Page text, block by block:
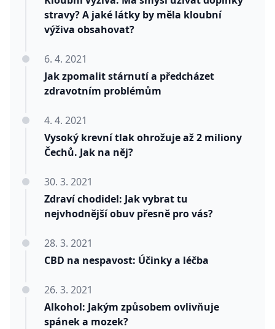
stravy? A jaké látky by měla kloubní
výživa obsahovat?
Jak zpomalit stárnutí a předcházet
zdravotním problémům
6. 4. 2021
Vysoký krevní tlak ohrožuje až 2 miliony
Čechů. Jak na něj?
4. 4. 2021
Zdraví chodidel: Jak vybrat tu
nejvhodnější obuv přesně pro vás?
30. 3. 2021
CBD na nespavost: Účinky a léčba
28. 3. 2021
Alkohol: Jakým způsobem ovlivňuje
spánek a mozek?
26. 3. 2021